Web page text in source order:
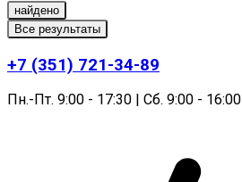
найдено
Все результаты
+7 (351) 721-34-89
Пн.-Пт. 9:00 - 17:30 | Сб. 9:00 - 16:00